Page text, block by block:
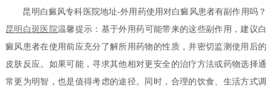
昆明白癜风专科医院地址-外用药使用对白癜风患者有副作用吗？
昆明白斑医院温馨提示：基于外用药可能带来的这些副作用，建议白
癜风患者在使用前应充分了解所用药物的性质，并密切监测使用后的
皮肤反应。如果可能，寻求其他相对更安全的治疗方法或药物选择通
常更为明智，也是值得考虑的途径。同时，合理的饮食、生活方式调